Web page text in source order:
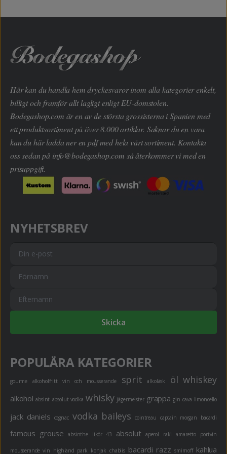
Här kan du handla hem dryckesvaror inom alla kategorier enkelt,
billigt och framför allt lagligt enligt EU-domstolen.
Bodegashop.com är en av de största grossisterna i Spanien med
ett produktsortiment på över 8.000 artiklar. Saknar du en vara
kan du här ladda ner en pdf med hela vårt sortiment. Kontakta
oss sedan på info@bodegashop.com så återkommer vi med en
prisuppgift.
NYHETSBREV
Skicka
POPULÄRA KATEGORIER
gourme alkoholfritt vin och mousserande sprit alkoläsk öl whiskey
alkohol absint absolut vodka whisky jägermeister grappa gin cava limoncello
jack daniels cognac vodka baileys cointreau captain morgan bacardi
famous grouse absinthe likör 43 absolut aperol raki amaretto portvin
mousserande vin highland park konjak chablis bacardi razz smirnoff kahlua